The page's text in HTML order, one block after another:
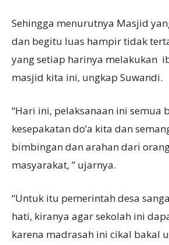
Sehingga menurutnya Masjid
dan begitu luas hampir tidak
yang setiap harinya melakukan
masjid kita ini, ungkap Suwandi.
“Hari ini, pelaksanaan ini semua
kesepakatan do’a kita dan
bimbingan dan arahan dari
masyarakat, ” ujarnya.
“Untuk itu pemerintah desa
hati, kiranya agar sekolah ini
karena madrasah ini cikal bakal